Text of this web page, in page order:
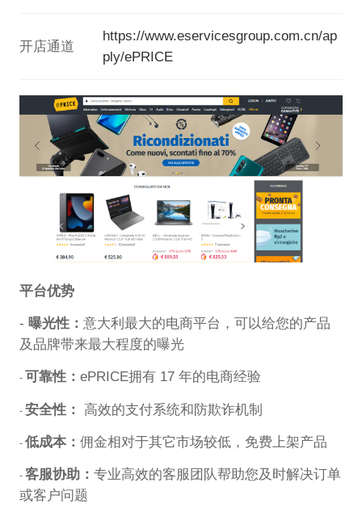
开店通道
https://www.eservicesgroup.com.cn/ap
ply/ePRICE
平台优势
- 曝光性： 意大利最大的电商平台，可以给您的产品
及品牌带来最大程度的曝光
- 可靠性： ePRICE拥有 17 年的电商经验
- 安全性： 高效的支付系统和防欺诈机制
- 低成本： 佣金相对于其它市场较低，免费上架产品
- 客服协助： 专业高效的客服团队帮助您及时解决订单
或客户问题